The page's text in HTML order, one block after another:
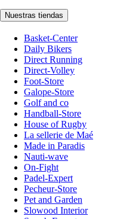
Nuestras tiendas
Basket-Center
Daily Bikers
Direct Running
Direct-Volley
Foot-Store
Galope-Store
Golf and co
Handball-Store
House of Rugby
La sellerie de Maé
Made in Paradis
Nauti-wave
On-Fight
Padel-Expert
Pecheur-Store
Pet and Garden
Slowood Interior